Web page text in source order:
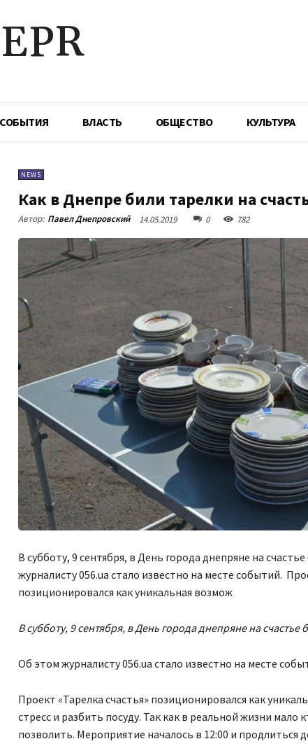
СОБЫТИЯ ВЛАСТЬ ОБЩЕСТВО КУЛЬТУРА
NEWS
Как в Днепре били тарелки на
Автор: Павел Днепровский 14.05.2019 0 782
В субботу, 9 сентября, в День города днепряне на
журналисту 056.ua стало известно на месте событий.
позиционировался как уникальная возмож
В субботу, 9 сентября, в День города днепряне на счастье
Об этом журналисту 056.ua стало известно на месте
Проект «Тарелка счастья» позиционировался как
стресс и разбить посуду. Так как в реальной жизни мало
позволить. Мероприятие началось в 12:00 и продлиться